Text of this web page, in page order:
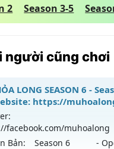
2 Season 3-5
người cũng chơi
LONG SEASON 6 -
https://
facebook.com/muhoalong
Bản:
Season 6 -